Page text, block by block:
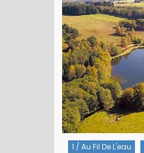
1 / Au Fil De L'eau